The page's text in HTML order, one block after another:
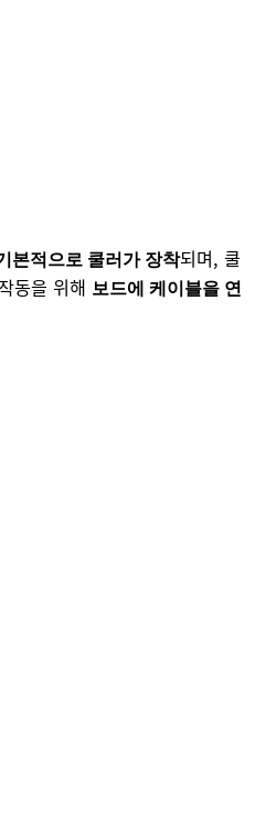
본적으로 쿨러가 장착되며, 쿨
동을 위해 보드에 케이블을 연